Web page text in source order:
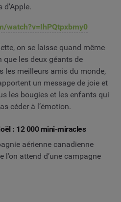
watch?v=IhPQtpxbmy0
on se laisse quand même
que les deux géants de
les meilleurs amis du monde,
un message de joie et
les bougies et les enfants qui
céder à l’émotion.
: 12 000 mini-miracles
aérienne canadienne
attend d’une campagne